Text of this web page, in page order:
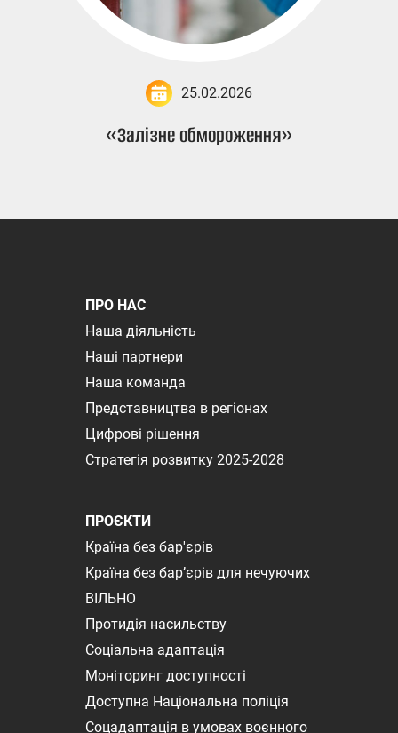
25.02.2026
«Залізне обмороження»
ПРО НАС
Наша діяльність
Наші партнери
Наша команда
Представництва в регіонах
Цифрові рішення
Стратегія розвитку 2025-2028
ПРОЄКТИ
Країна без бар'єрів
Країна без бар’єрів для нечуючих
ВІЛЬНО
Протидія насильству
Соціальна адаптація
Моніторинг доступності
Доступна Національна поліція
Соцадаптація в умовах воєнного